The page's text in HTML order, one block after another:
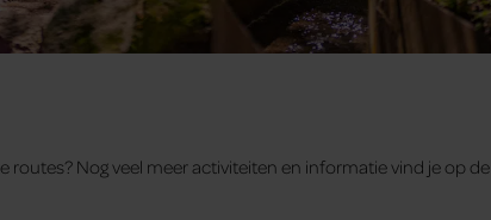
routes? Nog veel meer activiteiten en informatie vind je op de